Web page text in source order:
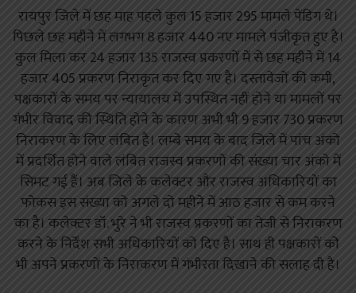
रायपुर जिले में छह माह पहले कुल 15 हजार 295 मामले पेंडिग थे।
पिछले छह महीने में लगभग 8 हजार 440 नए मामले पंजीकृत हुए है।
कुल मिला कर 24 हजार 135 राजस्व प्रकरणों में से छह महीने में 14
हजार 405 प्रकरण निराकृत कर दिए गए है। दस्तावेजों की कमी,
पक्षकारों के समय पर न्यायालय में उपस्थित नहीं होने या मामलों पर
गंभीर विवाद की स्थिति होने के कारण अभी भी 9 हजार 730 प्रकरण
निराकरण के लिए लंबित है। लम्बे समय के बाद जिले में पांच अंको
में प्रदर्शित होने वाले लंबित राजस्व प्रकरणों की संख्या चार अंको में
सिमट गई हैं। अब जिले के कलेक्टर और राजस्व अधिकारियों का
फोकस इस संख्या को अगले दो महीने में आठ हजार से कम करने
का है। कलेक्टर डॉ. भुरे ने भी राजस्व प्रकरणों का तेजी से निराकरण
करने के निर्देंश सभी अधिकारियों को दिए है। साथ ही पक्षकारों कोे
भी अपने प्रकरणों के निराकरण में गंभीरता दिखाने की सलाह दी है।